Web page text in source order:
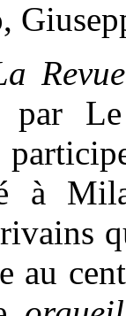
par
à
au